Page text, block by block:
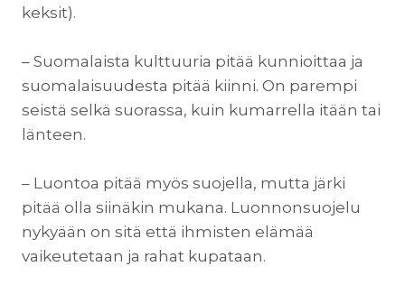
keksit).
– Suomalaista kulttuuria pitää kunnioittaa ja
suomalaisuudesta pitää kiinni. On parempi
seistä selkä suorassa, kuin kumarrella itään tai
länteen.
– Luontoa pitää myös suojella, mutta järki
pitää olla siinäkin mukana. Luonnonsuojelu
nykyään on sitä että ihmisten elämää
vaikeutetaan ja rahat kupataan.